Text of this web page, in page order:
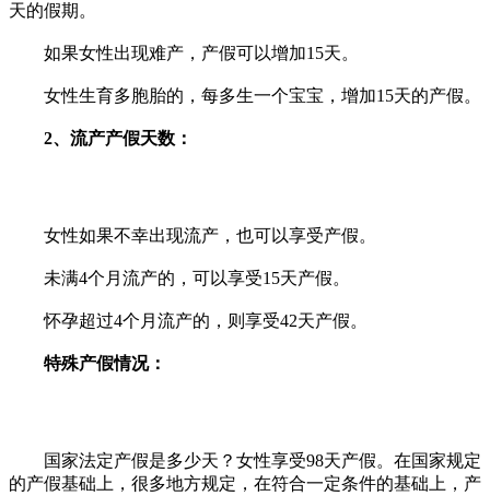
天的假期。
如果女性出现难产，产假可以增加15天。
女性生育多胞胎的，每多生一个宝宝，增加15天的产假。
2、流产产假天数：
女性如果不幸出现流产，也可以享受产假。
未满4个月流产的，可以享受15天产假。
怀孕超过4个月流产的，则享受42天产假。
特殊产假情况：
国家法定产假是多少天？女性享受98天产假。在国家规定
的产假基础上，很多地方规定，在符合一定条件的基础上，产